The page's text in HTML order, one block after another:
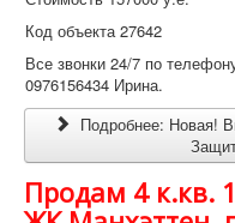
Код объекта 27642
Все звонки 24/7 по
0976156434 Ирина.
Подробнее: Новая!
Продам 4 к.кв.